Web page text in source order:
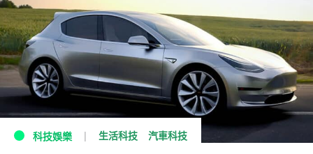
科技娛樂 生活科技 汽車科技